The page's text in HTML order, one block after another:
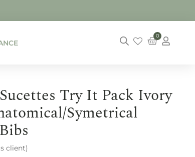
0
Try It Pack Ivory
symetrical
client)